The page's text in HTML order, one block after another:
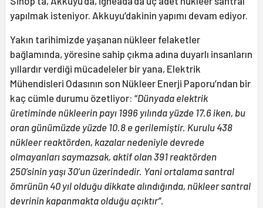
yapılmak isteniyor. Akkuyu’dakinin yapımı devam ediyor.
Yakın tarihimizde yaşanan nükleer felaketler
bağlamında, yöresine sahip çıkma adına duyarlı insanların
yıllardır verdiği mücadeleler bir yana, Elektrik
Mühendisleri Odasının son Nükleer Enerji Paporu’ndan bir
kaç cümle durumu özetliyor: “Dünyada elektrik
üretiminde nükleerin payı 1996 yılında yüzde 17.6 iken, bu
oran günümüzde yüzde 10.8 e gerilemiştir. Kurulu 438
nükleer reaktörden, kazalar nedeniyle devrede
olmayanları saymazsak, aktif olan 391 reaktörden
250’sinin yaşı 30’un üzerindedir. Yani ortalama santral
ömrünün 40 yıl olduğu dikkate alındığında, nükleer santral
devrinin kapanmakta olduğu açıktır”.